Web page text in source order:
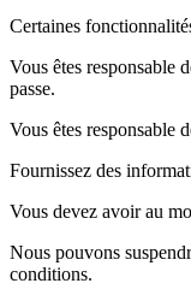
Certaines
Vous êtes responsable
passe.
Vous êtes responsable
Fournissez des
Vous devez avoir au
Nous pouvons
conditions.